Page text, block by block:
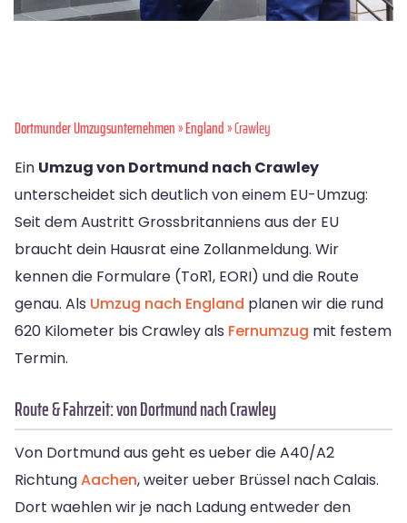
Dortmunder Umzugsunternehmen»England» Crawley
Ein Umzug von Dortmund nach Crawley
unterscheidet sich deutlich von einem EU-Umzug:
Seit dem Austritt Grossbritanniens aus der EU
braucht dein Hausrat eine Zollanmeldung. Wir
kennen die Formulare (ToR1, EORI) und die Route
genau. Als Umzug nach England planen wir die rund
620 Kilometer bis Crawley als Fernumzug mit festem
Termin.
Route & Fahrzeit: von Dortmund nach Crawley
Von Dortmund aus geht es ueber die A40/A2
RichtungAachen, weiter ueber Brüssel nach Calais.
Dort waehlen wir je nach Ladung entweder den